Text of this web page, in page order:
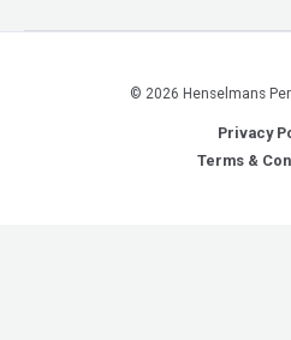
© 2026 Henselmans
Privacy
Terms &